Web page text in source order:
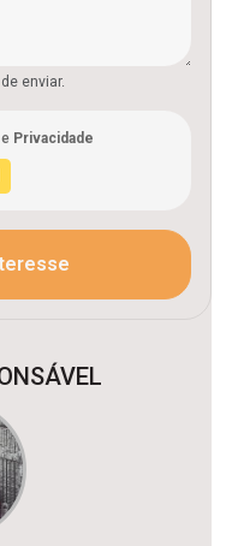
enviar.
e Privacidade